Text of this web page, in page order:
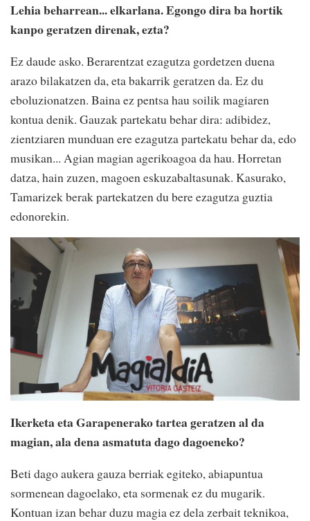
Lehia beharrean... elkarlana. Egongo dira ba hortik
kanpo geratzen direnak, ezta?
Ez daude asko. Berarentzat ezagutza gordetzen duena
arazo bilakatzen da, eta bakarrik geratzen da. Ez du
eboluzionatzen. Baina ez pentsa hau soilik magiaren
kontua denik. Gauzak partekatu behar dira: adibidez,
zientziaren munduan ere ezagutza partekatu behar da, edo
musikan... Agian magian agerikoagoa da hau. Horretan
datza, hain zuzen, magoen eskuzabaltasunak. Kasurako,
Tamarizek berak partekatzen du bere ezagutza guztia
edonorekin.
Ikerketa eta Garapenerako tartea geratzen al da
magian, ala dena asmatuta dago dagoeneko?
Beti dago aukera gauza berriak egiteko, abiapuntua
sormenean dagoelako, eta sormenak ez du mugarik.
Kontuan izan behar duzu magia ez dela zerbait teknikoa,